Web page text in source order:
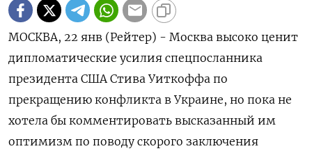
МОСКВА, 22 янв (Рейтер) - Москва высоко ценит
дипломатические усилия спецпосланника
президента США Стива Уиткоффа по
прекращению конфликта в Украине, но ⁠пока не
хотела бы комментировать высказанный им
оптимизм по поводу скорого заключения